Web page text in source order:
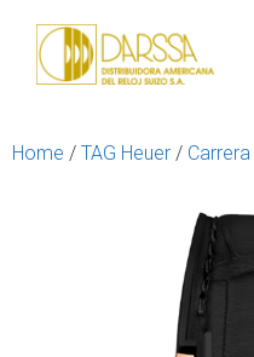
Home / TAG Heuer / Carrera